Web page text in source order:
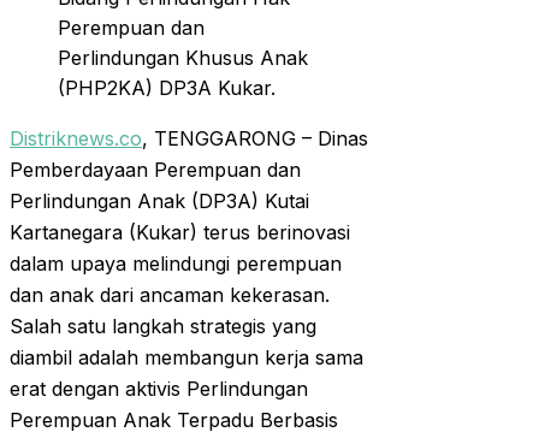
Perempuan dan
Perlindungan Khusus Anak
(PHP2KA) DP3A Kukar.
Distriknews.co, TENGGARONG – Dinas
Pemberdayaan Perempuan dan
Perlindungan Anak (DP3A) Kutai
Kartanegara (Kukar) terus berinovasi
dalam upaya melindungi perempuan
dan anak dari ancaman kekerasan.
Salah satu langkah strategis yang
diambil adalah membangun kerja sama
erat dengan aktivis Perlindungan
Perempuan Anak Terpadu Berbasis